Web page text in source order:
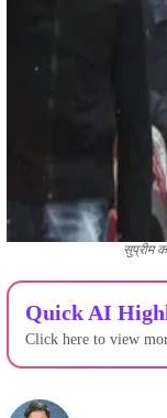
सुप्रीम
Quick AI
Click here to view